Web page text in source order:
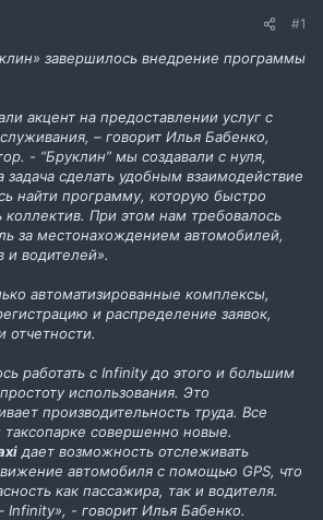
#1
завершилось внедрение программы
акцент на предоставлении услуг с
– говорит Илья Бабенко,
- “Бруклин” мы создавали с нуля,
задача сделать удобным взаимодействие
найти программу, которую быстро
коллектив. При этом нам требовалось
за местонахождением автомобилей,
и водителей».
автоматизированные комплексы,
и распределение заявок,
отчетности.
работать с Infinity до этого и большим
использования. Это
производительность труда. Все
совершенно новые.
дает возможность отслеживать
автомобиля с помощью GPS, что
как пассажира, так и водителя.
- говорит Илья Бабенко.